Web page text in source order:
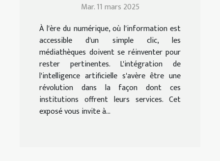
services avec
l'intelligence artificielle
Mar. 11 mars 2025
À l'ère du numérique, où l'information est
accessible d'un simple clic, les
médiathèques doivent se réinventer pour
rester pertinentes. L'intégration de
l'intelligence artificielle s'avère être une
révolution dans la façon dont ces
institutions offrent leurs services. Cet
exposé vous invite à...